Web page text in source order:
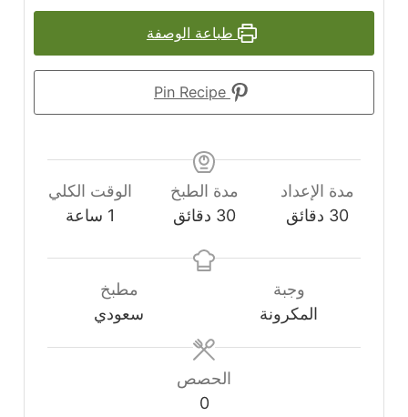
طباعة الوصفة
Pin Recipe
مدة الإعداد
30دقائق
دقائق
مدة الطبخ
30 دقائق
دقائق
الوقت الكلي
1ساعة
ساعة
وجبة
المكرونة
مطبخ
سعودي
الحصص
0